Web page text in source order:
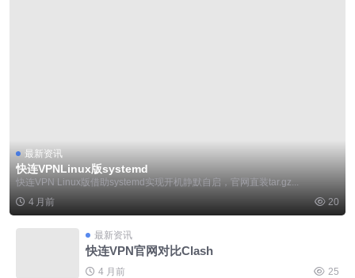
最新资讯
快连VPNLinux版systemd
快连VPN Linux版借助systemd实现开机静默自启，官网直装tar.gz...
4 月前
20
最新资讯
快连VPN官网对比Clash
4 月前 25